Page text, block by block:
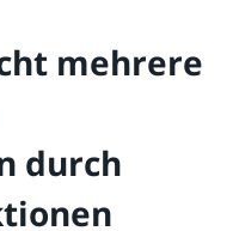
mehrere
durch